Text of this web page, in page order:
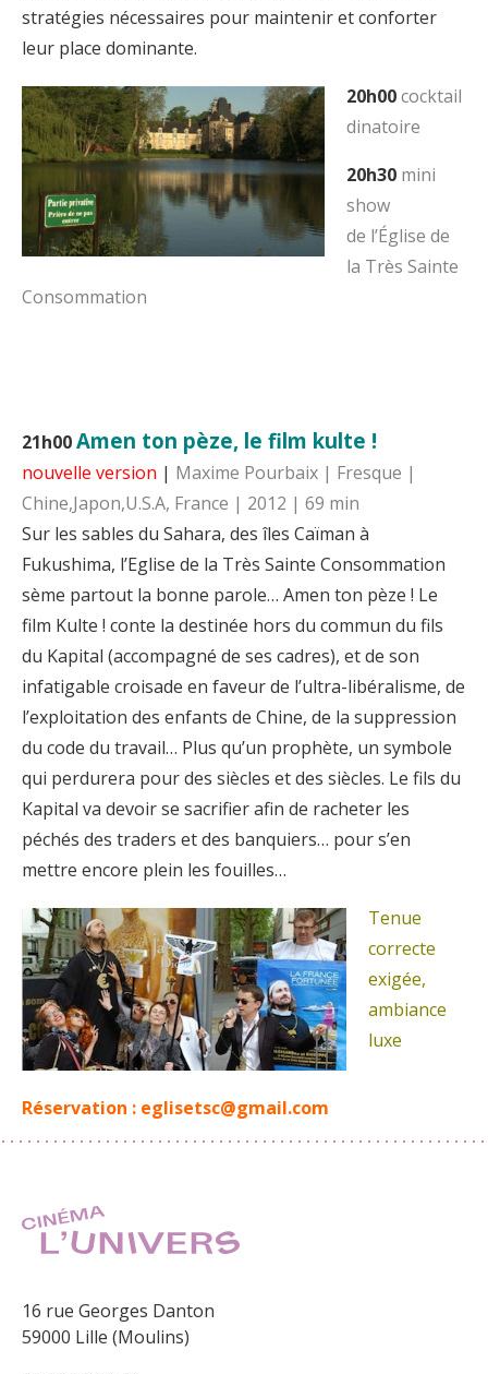
stratégies nécessaires pour maintenir et conforter
leur place dominante.
20h00cocktail
dinatoire
20h30 mini
show
de l’Église de
la Très Sainte
Consommation
21h00Amen ton pèze, le film kulte !
nouvelle version | Maxime Pourbaix | Fresque |
Chine,Japon,U.S.A, France | 2012 | 69 min
Sur les sables du Sahara, des îles Caïman à
Fukushima, l’Eglise de la Très Sainte Consommation
sème partout la bonne parole… Amen ton pèze ! Le
film Kulte ! conte la destinée hors du commun du fils
du Kapital (accompagné de ses cadres), et de son
infatigable croisade en faveur de l’ultra-libéralisme, de
l’exploitation des enfants de Chine, de la suppression
du code du travail… Plus qu’un prophète, un symbole
qui perdurera pour des siècles et des siècles. Le fils du
Kapital va devoir se sacrifier afin de racheter les
péchés des traders et des banquiers… pour s’en
mettre encore plein les fouilles…
Tenue
correcte
exigée,
ambiance
luxe
Réservation : eglisetsc@gmail.com
16 rue Georges Danton
59000 Lille (Moulins)